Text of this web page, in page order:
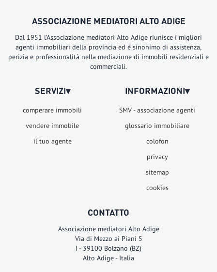
ASSOCIAZIONE MEDIATORI ALTO ADIGE
Dal 1951 l’Associazione mediatori Alto Adige riunisce i migliori
agenti immobiliari della provincia ed è sinonimo di assistenza,
perizia e professionalità nella mediazione di immobili residenziali e
commerciali.
SERVIZI▾
comperare immobili
vendere immobile
il tuo agente
INFORMAZIONI▾
SMV - associazione agenti
glossario immobiliare
colofon
privacy
sitemap
cookies
CONTATTO
Associazione mediatori Alto Adige
Via di Mezzo ai Piani 5
I - 39100 Bolzano (BZ)
Alto Adige - Italia